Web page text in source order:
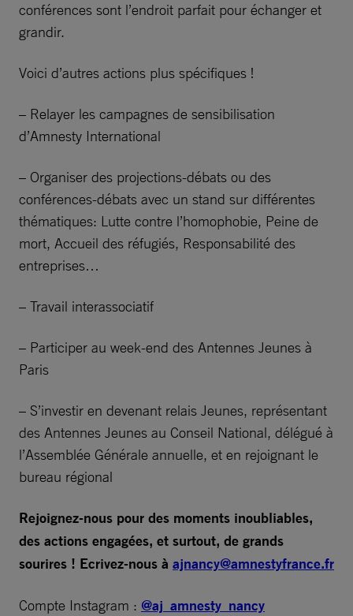
conférences sont l’endroit parfait pour échanger et
grandir.
Voici d’autres actions plus spécifiques !
– Relayer les campagnes de sensibilisation
d’Amnesty International
– Organiser des projections-débats ou des
conférences-débats avec un stand sur différentes
thématiques: Lutte contre l’homophobie, Peine de
mort, Accueil des réfugiés, Responsabilité des
entreprises…
– Travail interassociatif
– Participer au week-end des Antennes Jeunes à
Paris
– S’investir en devenant relais Jeunes, représentant
des Antennes Jeunes au Conseil National, délégué à
l’Assemblée Générale annuelle, et en rejoignant le
bureau régional
Rejoignez-nous pour des moments inoubliables,
des actions engagées, et surtout, de grands
sourires ! Ecrivez-nous à ajnancy@amnestyfrance.fr
Compte Instagram : @aj_amnesty_nancy